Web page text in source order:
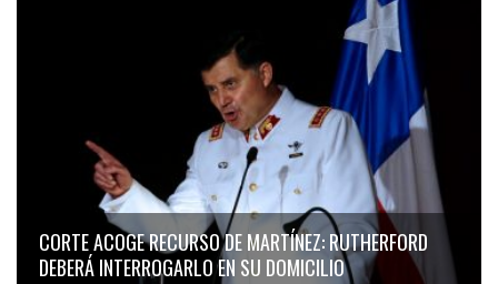
CORTE ACOGE RECURSO DE MARTÍNEZ: RUTHERFORD
DEBERÁ INTERROGARLO EN SU DOMICILIO